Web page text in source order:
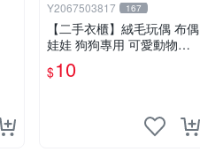
Y2067503817 167
【二手衣櫃】絨毛玩偶 布偶
娃娃 狗狗專用 可愛動物系
列 耐咬耐磨玩具 玩偶 粉紅
熊寵物玩具 1120929
$10